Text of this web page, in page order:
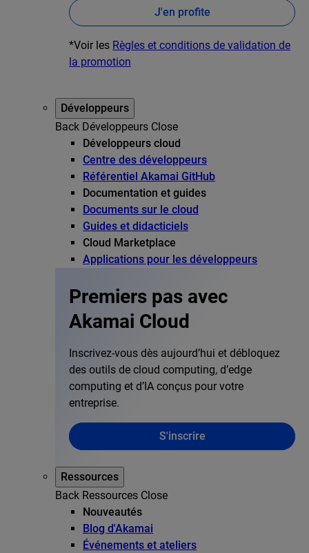
J'en profite
*Voir les Règles et conditions de validation de
la promotion
Développeurs
Back Développeurs Close
Développeurs cloud
Centre des développeurs
Référentiel Akamai GitHub
Documentation et guides
Documents sur le cloud
Guides et didacticiels
Cloud Marketplace
Applications pour les développeurs
Premiers pas avec
Akamai Cloud
Inscrivez-vous dès aujourd’hui et débloquez
des outils de cloud computing, d’edge
computing et d’IA conçus pour votre
entreprise.
S'inscrire
Ressources
Back Ressources Close
Nouveautés
Blog d'Akamai
Événements et ateliers